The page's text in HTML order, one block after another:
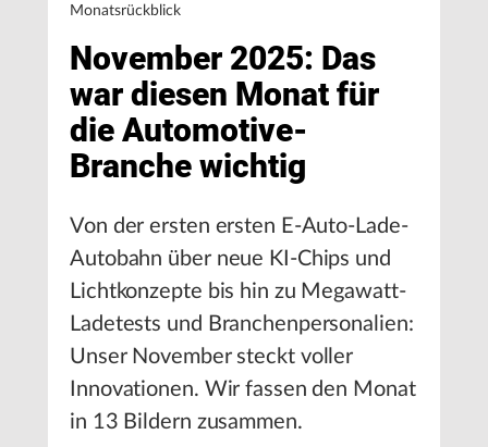
Monatsrückblick
November 2025: Das
war diesen Monat für
die Automotive-
Branche wichtig
Von der ersten ersten E-Auto-Lade-
Autobahn über neue KI-Chips und
Lichtkonzepte bis hin zu Megawatt-
Ladetests und Branchenpersonalien:
Unser November steckt voller
Innovationen. Wir fassen den Monat
in 13 Bildern zusammen.